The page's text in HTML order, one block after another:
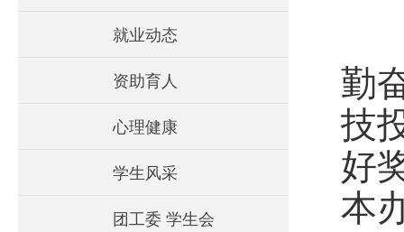
就业动态
资助育人
心理健康
学生风采
团工委 学生会
勤
技
好
本